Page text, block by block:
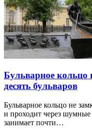
Бульварное
десять бульваров
Бульварное кольцо не
и проходит через
занимает почти…